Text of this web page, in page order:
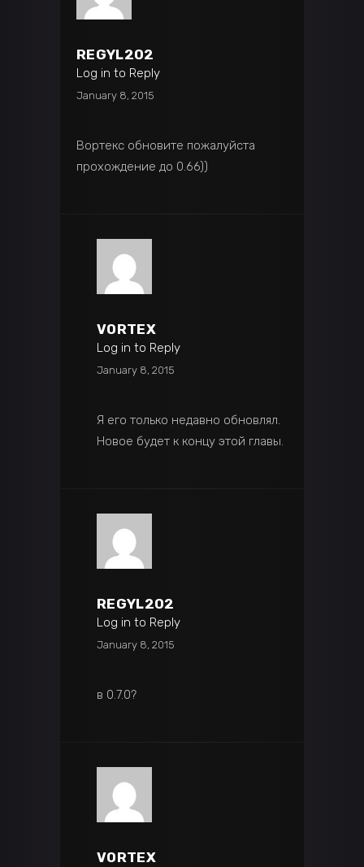
REGYL202
Log in to Reply
January 8, 2015
Вортекс обновите пожалуйста
прохождение до 0.66))
VORTEX
Log in to Reply
January 8, 2015
Я его только недавно обновлял.
Новое будет к концу этой главы.
REGYL202
Log in to Reply
January 8, 2015
в 0.7.0?
VORTEX